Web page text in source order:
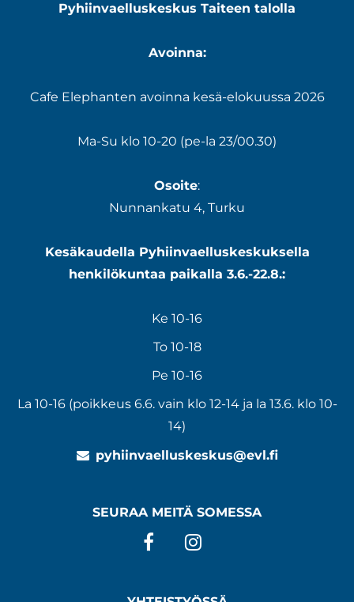
Pyhiinvaelluskeskus Taiteen talolla
Avoinna:
Cafe Elephanten avoinna kesä-elokuussa 2026
Ma-Su klo 10-20 (pe-la 23/00.30)
Osoite:
Nunnankatu 4, Turku
Kesäkaudella Pyhiinvaelluskeskuksella
henkilökuntaa paikalla 3.6.-22.8.:
Ke 10-16
To 10-18
Pe 10-16
La 10-16 (poikkeus 6.6. vain klo 12-14 ja la 13.6. klo 10-
14)
pyhiinvaelluskeskus@evl.fi
SEURAA MEITÄ SOMESSA
Facebook